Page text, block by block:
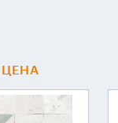
ЦЕНА